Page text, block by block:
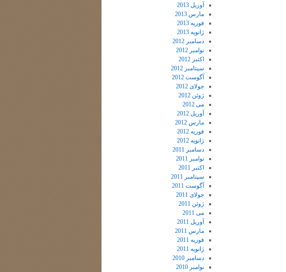
آوریل 2013
مارس 2013
فوریه 2013
ژانویه 2013
دسامبر 2012
نوامبر 2012
اکتبر 2012
سپتامبر 2012
آگوست 2012
جولای 2012
ژوئن 2012
می 2012
آوریل 2012
مارس 2012
فوریه 2012
ژانویه 2012
دسامبر 2011
نوامبر 2011
اکتبر 2011
سپتامبر 2011
آگوست 2011
جولای 2011
ژوئن 2011
می 2011
آوریل 2011
مارس 2011
فوریه 2011
ژانویه 2011
دسامبر 2010
نوامبر 2010